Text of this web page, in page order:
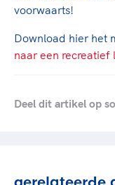
voorwaarts!
Download hier het
naar een recreatief
Deel dit artikel op